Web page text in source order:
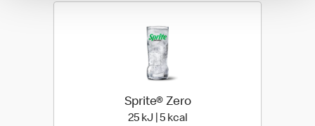
Sprite® Zero
25 kJ | 5 kcal